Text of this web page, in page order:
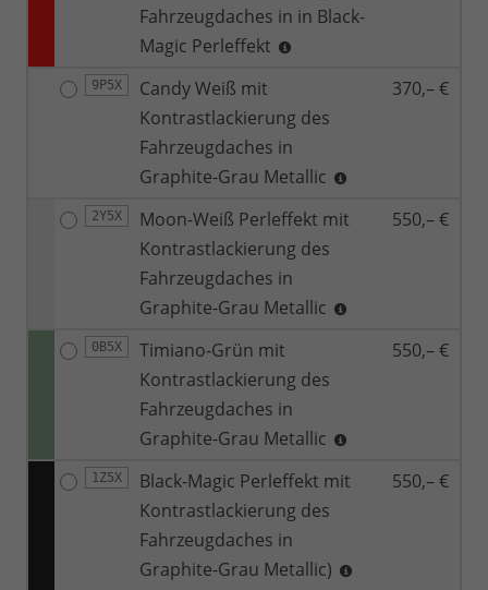
Fahrzeugdaches in in Black-
Magic Perleffekt
9P5X
Candy Weiß mit
Kontrastlackierung des
Fahrzeugdaches in
Graphite-Grau Metallic
370,– €
2Y5X
Moon-Weiß Perleffekt mit
Kontrastlackierung des
Fahrzeugdaches in
Graphite-Grau Metallic
550,– €
0B5X
Timiano-Grün mit
Kontrastlackierung des
Fahrzeugdaches in
Graphite-Grau Metallic
550,– €
1Z5X
Black-Magic Perleffekt mit
Kontrastlackierung des
Fahrzeugdaches in
Graphite-Grau Metallic)
550,– €